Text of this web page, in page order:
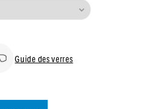
Guide des verres